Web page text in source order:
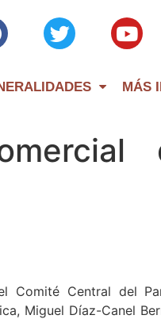
MÁS
Comité Central del
Miguel Díaz-Canel